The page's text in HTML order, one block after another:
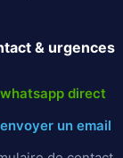
& urgences
whatsapp direct
envoyer un email